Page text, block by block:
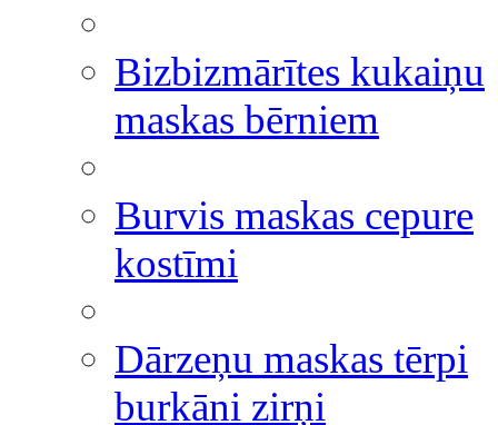
Bizbizmārītes kukaiņu
maskas bērniem
Burvis maskas cepure
kostīmi
Dārzeņu maskas tērpi
burkāni zirņi